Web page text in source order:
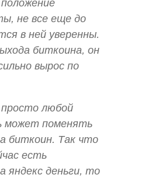
не все еще до
в ней уверенны.
биткоина, он
вырос по
просто любой
может поменять
биткоин. Так что
есть
яндекс деньги, то